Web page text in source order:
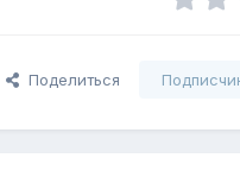
Поделиться